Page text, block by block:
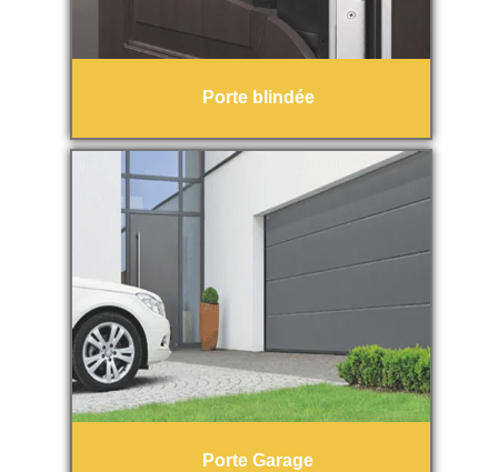
Porte blindée
Porte Garage